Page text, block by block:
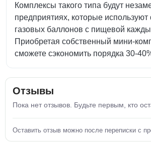
Комплексы такого типа будут
предприятиях, которые используют
газовых баллонов с пищевой
Приобретая собственный мини-
сможете сэкономить порядка 30-
Отзывы
Пока нет отзывов. Будьте первым, кто
Оставить отзыв можно после переписки с